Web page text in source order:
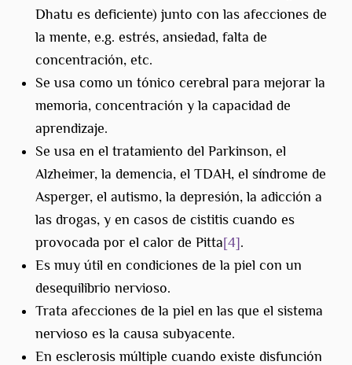
Dhatu es deficiente) junto con las afecciones de
la mente, e.g. estrés, ansiedad, falta de
concentración, etc.
Se usa como un tónico cerebral para mejorar la
memoria, concentración y la capacidad de
aprendizaje.
Se usa en el tratamiento del Parkinson, el
Alzheimer, la demencia, el TDAH, el síndrome de
Asperger, el autismo, la depresión, la adicción a
las drogas, y en casos de cistitis cuando es
provocada por el calor de Pitta[4].
Es muy útil en condiciones de la piel con un
desequilibrio nervioso.
Trata afecciones de la piel en las que el sistema
nervioso es la causa subyacente.
En esclerosis múltiple cuando existe disfunción